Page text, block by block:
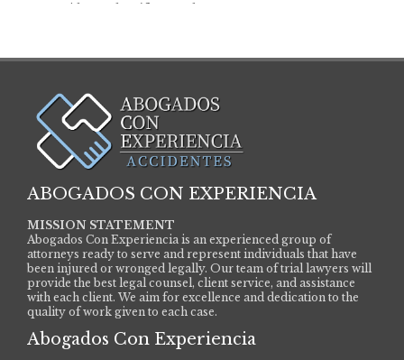
Los accidentes de tráfico pueden…
ABOGADOS CON EXPERIENCIA
MISSION STATEMENT
Abogados Con Experiencia is an experienced group of
attorneys ready to serve and represent individuals that have
been injured or wronged legally. Our team of trial lawyers will
provide the best legal counsel, client service, and assistance
with each client. We aim for excellence and dedication to the
quality of work given to each case.
Abogados Con Experiencia